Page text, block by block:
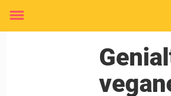
Toggle